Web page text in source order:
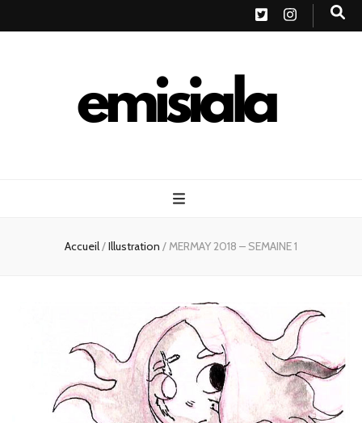
Accueil/Illustration /MERMAY 2018 – SEMAINE 1